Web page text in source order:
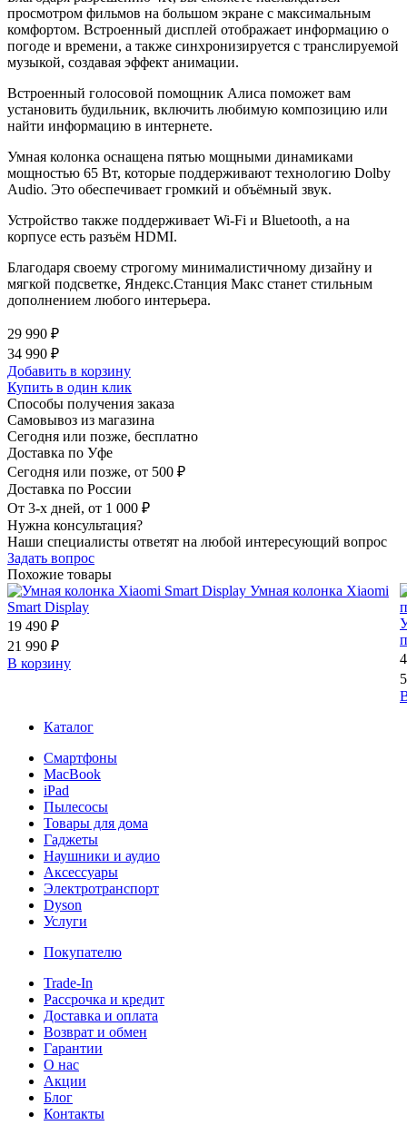
просмотром фильмов на большом экране с максимальным
комфортом. Встроенный дисплей отображает информацию о
погоде и времени, а также синхронизируется с транслируемой
музыкой, создавая эффект анимации.
Встроенный голосовой помощник Алиса поможет вам
установить будильник, включить любимую композицию или
найти информацию в интернете.
Умная колонка оснащена пятью мощными динамиками
мощностью 65 Вт, которые поддерживают технологию Dolby
Audio. Это обеспечивает громкий и объёмный звук.
Устройство также поддерживает Wi-Fi и Bluetooth, а на
корпусе есть разъём HDMI.
Благодаря своему строгому минималистичному дизайну и
мягкой подсветке, Яндекс.Станция Макс станет стильным
дополнением любого интерьера.
29 990 ₽
34 990 ₽
Добавить в корзину
Купить в один клик
Способы получения заказа
Самовывоз из магазина
Сегодня или позже, бесплатно
Доставка по Уфе
Сегодня или позже, от 500 ₽
Доставка по России
От 3-х дней, от 1 000 ₽
Нужна консультация?
Наши специалисты ответят на любой интересующий вопрос
Задать вопрос
Похожие товары
Умная колонка Xiaomi
Smart Display
19 490 ₽
21 990 ₽
В корзину
Каталог
Смартфоны
MacBook
iPad
Пылесосы
Товары для дома
Гаджеты
Наушники и аудио
Аксессуары
Электротранспорт
Dyson
Услуги
Покупателю
Trade-In
Рассрочка и кредит
Доставка и оплата
Возврат и обмен
Гарантии
О нас
Акции
Блог
Контакты